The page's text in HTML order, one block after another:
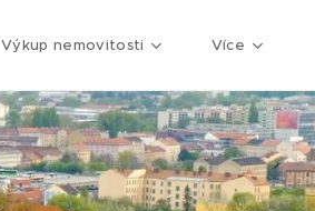
Výkup nemovitosti Více